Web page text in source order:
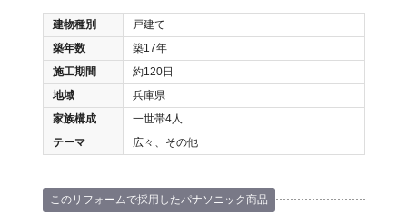
建物種別
戸建て
築年数
築17年
施工期間
約120日
地域
兵庫県
家族構成
一世帯4人
テーマ
広々、その他
このリフォームで採用したパナソニック商品